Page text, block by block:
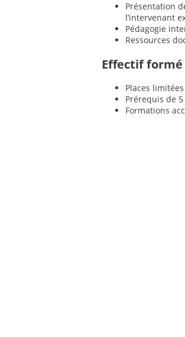
Présentation
l’intervenant
Pédagogie
Ressources
Effectif formé
Places
Prérequis de
Formations